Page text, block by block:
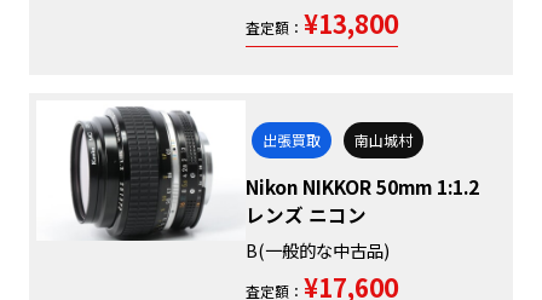
査定額： ¥13,800
出張買取 南山城村
Nikon NIKKOR 50mm 1:1.2
レンズ ニコン
B(一般的な中古品)
査定額： ¥17,600